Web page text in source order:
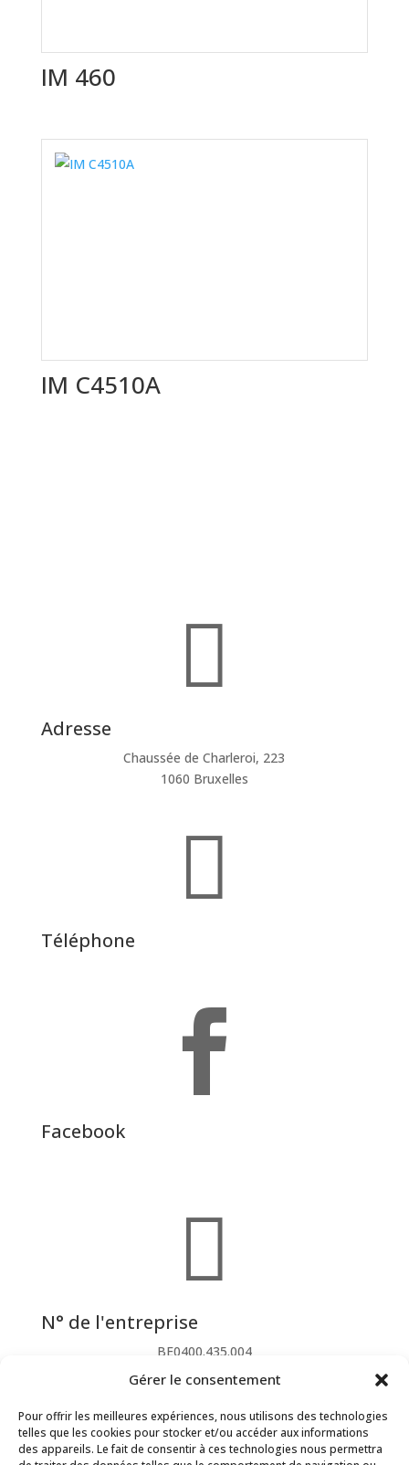
Gérer le consentement
Pour offrir les meilleures expériences, nous utilisons des technologies
telles que les cookies pour stocker et/ou accéder aux informations
des appareils. Le fait de consentir à ces technologies nous permettra
IM 460
IM C4510A

Adresse
Chaussée de Charleroi, 223
1060 Bruxelles

Téléphone

Facebook

N° de l'entreprise
BE0400.435.004